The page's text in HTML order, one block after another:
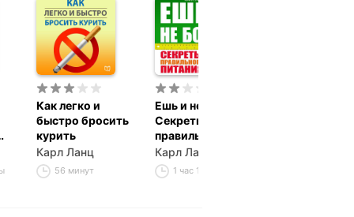
Как легко и
быстро бросить
курить
Карл Ланц
56 минут
Ешь и не болей.
Секреты
правильного
питания
Карл Ланц
1 час 12 минут